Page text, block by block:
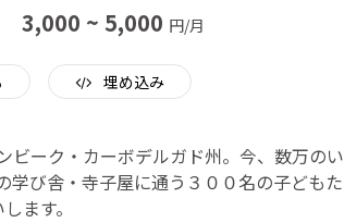
3,000 ~ 5,000 円/月
埋め込み
ビーク・カーボデルガド州。今、数万のい
学び舎・寺子屋に通う３００名の子どもた
ます。